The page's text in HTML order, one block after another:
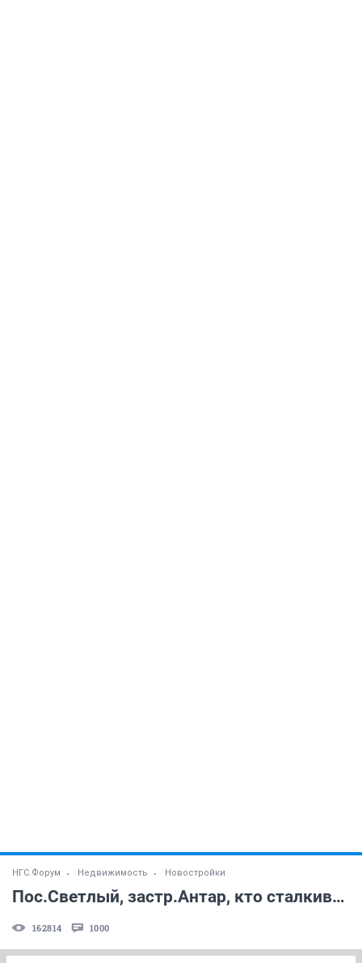
НГС.Форум Недвижимость Новостройки
Пос.Светлый, застр.Антар, кто сталкивался? (часть 2)
162814 1000